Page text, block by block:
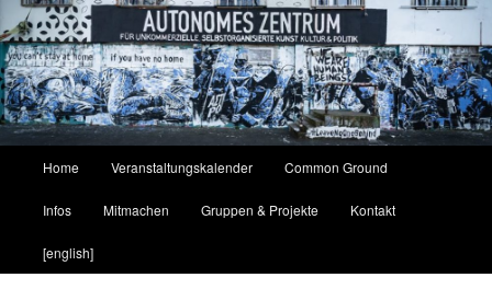
Zum
primären
Inhalt
Zum
sekundären
Inhalt
Home Veranstaltungskalender Common Ground
Infos Mitmachen Gruppen & Projekte Kontakt
[english]